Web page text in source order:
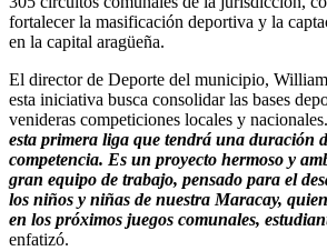
fortalecer la masificación deportiva y la
en la capital aragüeña.
El director de Deporte del municipio,
esta iniciativa busca consolidar las bases
venideras competiciones locales y nacionales.
esta primera liga que tendrá una duración
competencia. Es un proyecto hermoso y
gran equipo de trabajo, pensado para el
los niños y niñas de nuestra Maracay,
en los próximos juegos comunales,
enfatizó.